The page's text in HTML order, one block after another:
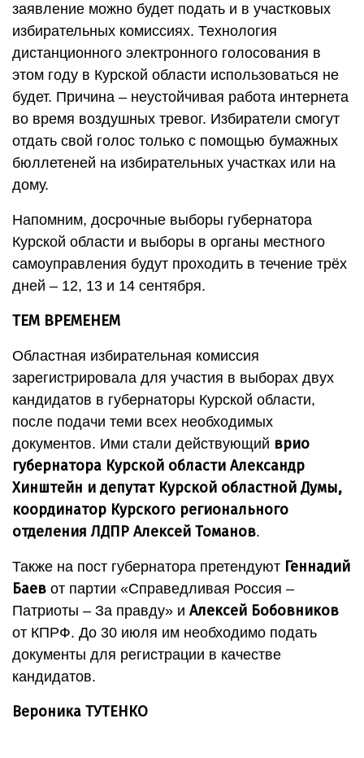
заявление можно будет подать и в участковых
избирательных комиссиях. Технология
дистанционного электронного голосования в
этом году в Курской области использоваться не
будет. Причина – неустойчивая работа интернета
во время воздушных тревог. Избиратели смогут
отдать свой голос только с помощью бумажных
бюллетеней на избирательных участках или на
дому.
Напомним, досрочные выборы губернатора
Курской области и выборы в органы местного
самоуправления будут проходить в течение трёх
дней – 12, 13 и 14 сентября.
ТЕМ ВРЕМЕНЕМ
Областная избирательная комиссия
зарегистрировала для участия в выборах двух
кандидатов в губернаторы Курской области,
после подачи теми всех необходимых
документов. Ими стали действующий врио
губернатора Курской области Александр
Хинштейн и депутат Курской областной Думы,
координатор Курского регионального
отделения ЛДПР Алексей Томанов.
Также на пост губернатора претендуют Геннадий
Баев от партии «Справедливая Россия –
Патриоты – За правду» и Алексей Бобовников
от КПРФ. До 30 июля им необходимо подать
документы для регистрации в качестве
кандидатов.
Вероника ТУТЕНКО